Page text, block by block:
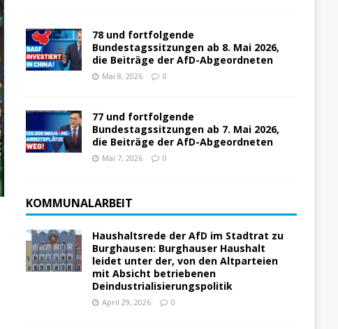
78 und fortfolgende
Bundestagssitzungen ab 8. Mai 2026,
die Beiträge der AfD-Abgeordneten
Mai 8, 2026 0
77 und fortfolgende
Bundestagssitzungen ab 7. Mai 2026,
die Beiträge der AfD-Abgeordneten
Mai 7, 2026 0
KOMMUNALARBEIT
Haushaltsrede der AfD im Stadtrat zu
Burghausen: Burghauser Haushalt
leidet unter der, von den Altparteien
mit Absicht betriebenen
Deindustrialisierungspolitik
April 29, 2026 0